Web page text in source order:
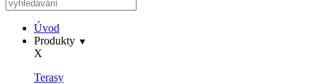
Úvod
Produkty ▼
X
Terasy